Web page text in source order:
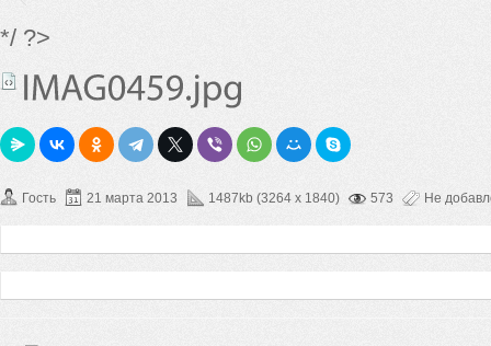
*/ ?>
Гость 21 марта 2013 1487kb (3264 x 1840) 573 Не